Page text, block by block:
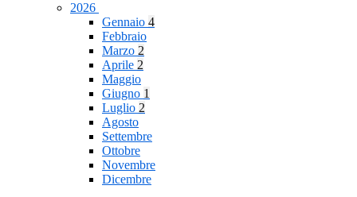
2026
Gennaio 4
Febbraio
Marzo 2
Aprile 2
Maggio
Giugno 1
Luglio 2
Agosto
Settembre
Ottobre
Novembre
Dicembre